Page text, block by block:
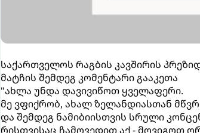
საქართველოს რაგბის კავშირის
მატჩის შემდეგ კომენტარი გააკეთა
"ახლა უნდა დავივიწოთ ყველაფერი.
მე ვფიქრობ, ახალ ზელანდიასთან
და შემდეგ ნამიბიისთვის სრული
რისთვისაც ჩამოვედით აქ - მოვიგოთ